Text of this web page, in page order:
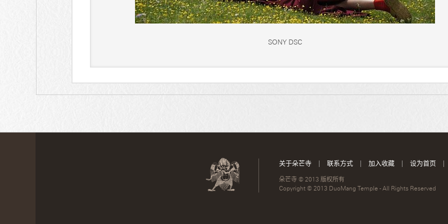
SONY DSC
关于朵芒寺 | 联系方式 | 加入收藏 | 设为首页 |
朵芒寺 © 2013 版权所有
Copyright © 2013 DuoMang Temple - All Rights Reserved